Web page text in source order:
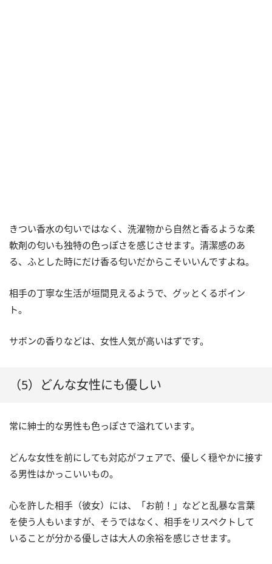
きつい香水の匂いではなく、洗濯物から自然と香るような柔
軟剤の匂いも独特の色っぽさを感じさせます。清潔感のあ
る、ふとした時にだけ香る匂いだからこそいいんですよね。
相手の丁寧な生活が垣間見えるようで、グッとくるポイン
ト。
サボンの香りなどは、女性人気が高いはずです。
（5）どんな女性にも優しい
常に紳士的な男性も色っぽさで溢れています。
どんな女性を前にしても対応がフェアで、優しく穏やかに接す
る男性はかっこいいもの。
心を許した相手（彼女）には、「お前！」などと乱暴な言葉
を使う人もいますが、そうではなく、相手をリスペクトして
いることが分かる優しさは大人の余裕を感じさせます。